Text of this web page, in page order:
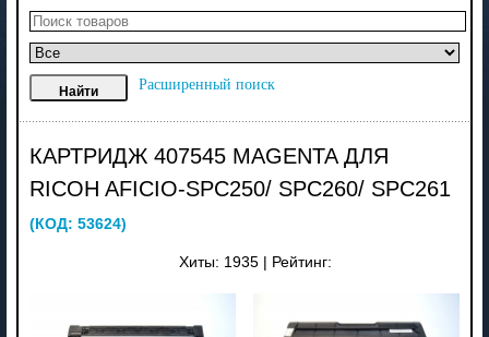
Расширенный поиск
КАРТРИДЖ 407545 MAGENTA ДЛЯ
RICOH AFICIO-SPC250/ SPC260/ SPC261
(КОД: 53624)
Хиты: 1935 Рейтинг: